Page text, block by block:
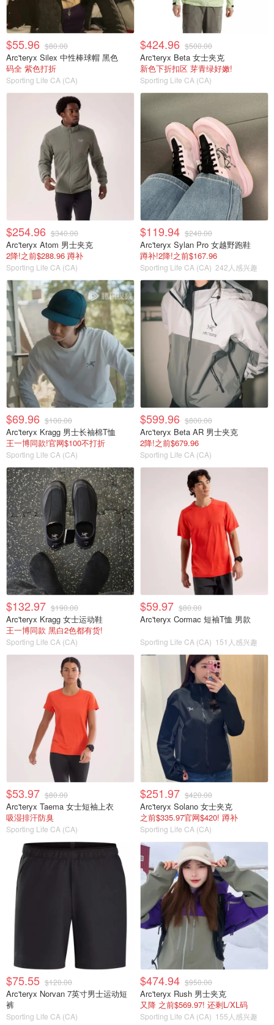
$55.96 $80.00
Arc'teryx Silex 中性棒球帽 黑色
码全 紫色打折
Sporting Life CA (CA)
$424.96 $500.00
Arc'teryx Beta 女士夹克
新色下折扣区 芽青绿好嫩!
Sporting Life CA (CA)
$254.96 $340.00
Arc'teryx Atom 男士夹克
2降!之前$288.96 蹲补
Sporting Life CA (CA)
$119.94 $240.00
Arc'teryx Sylan Pro 女越野跑鞋
蹲补!2降!之前$167.96
Sporting Life CA (CA) 242人感兴趣
$69.96 $100.00
Arc'teryx Kragg 男士长袖棉T恤
王一博同款!官网$100不打折
Sporting Life CA (CA)
$599.96 $800.00
Arc'teryx Beta AR 男士夹克
2降!之前$679.96
Sporting Life CA (CA)
$132.97 $190.00
Arc'teryx Kragg 女士运动鞋
王一博同款 黑白2色都有货!
Sporting Life CA (CA)
$59.97 $80.00
Arc'teryx Cormac 短袖T恤 男款
Sporting Life CA (CA) 151人感兴趣
$53.97 $80.00
Arc'teryx Taema 女士短袖上衣
吸湿排汗防臭
Sporting Life CA (CA)
$251.97 $420.00
Arc'teryx Solano 女士夹克
之前$335.97官网$420! 蹲补
Sporting Life CA (CA)
$75.55 $120.00
Arc'teryx Norvan 7英寸男士运动短
裤
Sporting Life CA (CA)
$474.94 $950.00
Arc'teryx Rush 男士夹克
又降 之前$569.97! 还剩L/XL码
Sporting Life CA (CA) 155人感兴趣